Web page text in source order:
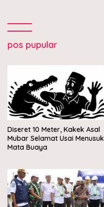
pos pupular
Diseret 10 Meter, Kakek Asal
Mubar Selamat Usai Menusuk
Mata Buaya